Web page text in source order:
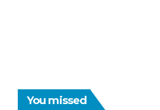
You missed